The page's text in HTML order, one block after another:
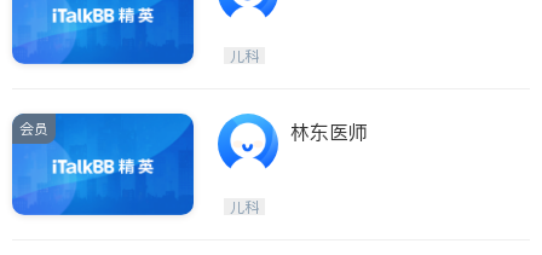
儿科
会员 林东医师
儿科